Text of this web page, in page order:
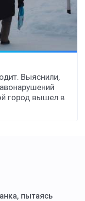
Выяснили,
город вышел в
пытаясь